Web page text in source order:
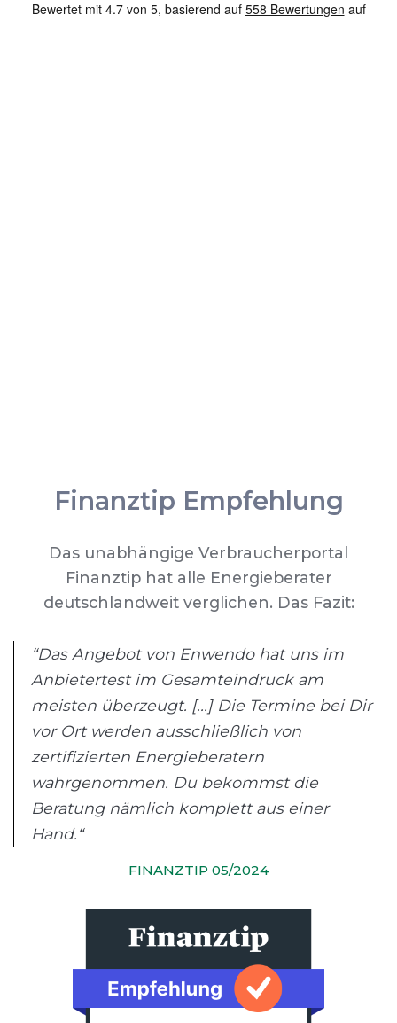
Finanztip Empfehlung
Das unabhängige Verbraucherportal
Finanztip hat alle Energieberater
deutschlandweit verglichen. Das Fazit:
“Das Angebot von Enwendo hat uns im
Anbietertest im Gesamteindruck am
meisten überzeugt. [...] Die Termine bei Dir
vor Ort werden ausschließlich von
zertifizierten Energieberatern
wahrgenommen. Du bekommst die
Beratung nämlich komplett aus einer
Hand.“
FINANZTIP 05/2024